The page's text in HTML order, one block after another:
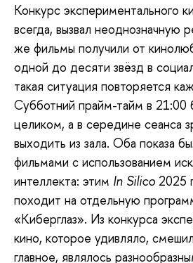
Конкурс экспериментального
всегда, вызвал неоднозначную
же фильмы получили от
одной до десяти звёзд в
такая ситуация повторяется
Субботний прайм-тайм в 21:00
целиком, а в середине сеанса
выходить из зала. Оба показа
фильмами с использованием
интеллекта: этим In Silico 2025
походит на отдельную
«Киберглаз». Из конкурса
кино, которое удивляло,
главное, являлось